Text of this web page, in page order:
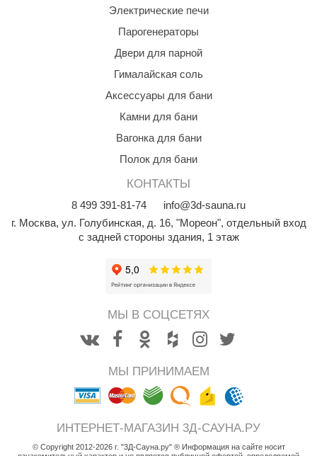
камень
Электрические печи
Парогенераторы
Двери для парной
Гималайская соль
Аксессуары для бани
Камни для бани
Вагонка для бани
Полок для бани
КОНТАКТЫ
8 499 391-81-74
info@3d-sauna.ru
г. Москва, ул. Голубинская, д. 16, "Мореон", отдельный вход
с задней стороны здания, 1 этаж
МЫ В СОЦСЕТЯХ
МЫ ПРИНИМАЕМ
ИНТЕРНЕТ-МАГАЗИН 3Д-САУНА.РУ
© Copyright 2012-2026 г. "3Д-Сауна.ру" ® Информация на сайте носит